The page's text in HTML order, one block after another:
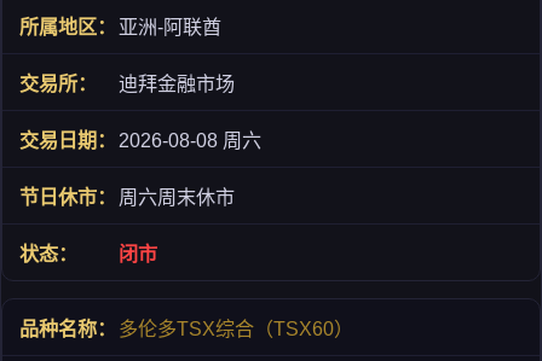
亚洲-阿联酋
迪拜金融市场
2026-08-08 周六
周六周末休市
闭市
多伦多TSX综合（TSX60）